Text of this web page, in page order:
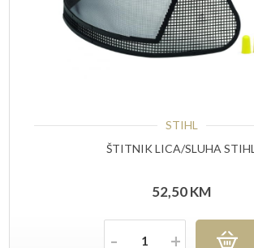
STIHL
ŠTITNIK LICA/SLUHA STIHL
52,50KM
Količina